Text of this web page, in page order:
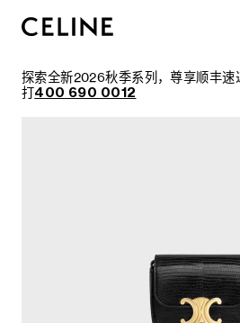
探索全新2026秋季系列，尊享顺丰
打400 690 0012